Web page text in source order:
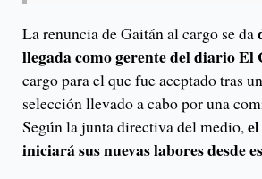
La renuncia de Gaitán al cargo se da
llegada como gerente del diario El
cargo para el que fue aceptado tras
selección llevado a cabo por una
Según la junta directiva del medio,
iniciará sus nuevas labores desde